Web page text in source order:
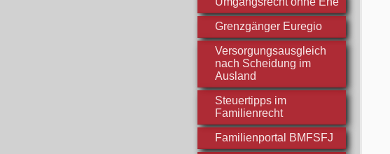
Grenzgänger Euregio
Versorgungsausgleich
nach Scheidung im
Ausland
Steuertipps im
Familienrecht
Familienportal BMFSFJ